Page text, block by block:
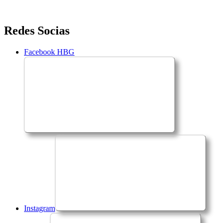
Saltar
para
conteúdo
Redes Socias
Facebook HBG
Instagram